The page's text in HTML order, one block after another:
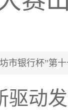
市银行杯”第
驱动